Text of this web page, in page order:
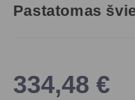
Pastatomas
334,48 €